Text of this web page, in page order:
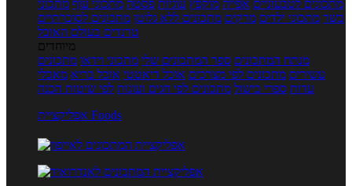
מתכונים לטבעוניים אפייה מוקפץ עוגיות פסטה מתכוני עוף מתכוני
בשר מתכוני ילדים מרקים מתכונים ללא גלוטן מתכונים לסוכרתיים
טרנדים בעולם האוכל
מיוחדים
מנתח המתכונים ספר המתכונים שלי מתכוני וידאו מתכונים
עשירים מתכונים לפי מצרכים אוכל דיאטטי אוכל בריא מאכלי
עדות ספרי בישול מתכונים לפי חגים ועונות לפי שיטות הכנה
אפליקציית Foods